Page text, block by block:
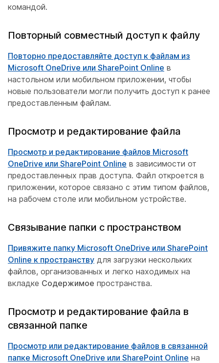
командой.
Повторный совместный доступ к файлу
Повторно предоставляйте доступ к файлам из
Microsoft OneDrive или SharePoint Online в
настольном или мобильном приложении, чтобы
новые пользователи могли получить доступ к ранее
предоставленным файлам.
Просмотр и редактирование файла
Просмотр и редактирование файлов Microsoft
OneDrive или SharePoint Online в зависимости от
предоставленных прав доступа. Файл откроется в
приложении, которое связано с этим типом файлов,
на рабочем столе или мобильном устройстве.
Связывание папки с пространством
Привяжите папку Microsoft OneDrive или SharePoint
Online к пространству для загрузки нескольких
файлов, организованных и легко находимых на
вкладке Содержимое пространства.
Просмотр и редактирование файла в
связанной папке
Просмотр или редактирование файлов в связанной
папке Microsoft OneDrive или SharePoint Online на